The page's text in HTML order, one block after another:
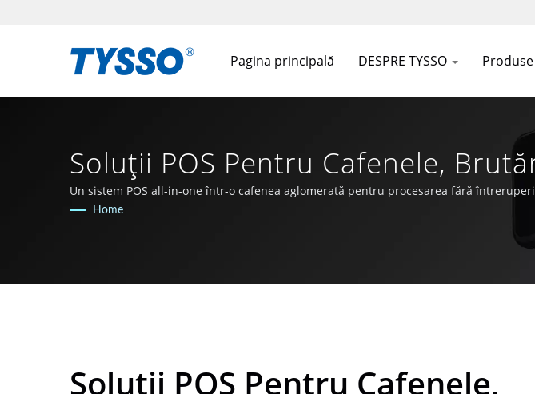
Pagina principală DESPRE TYSSO Produse
Soluții POS Pentru Cafenele,
Fabricat În Taiwan, Producător
Un sistem POS all-in-one într-o cafenea aglomerată pentru procesarea fără
Home
Soluții POS Pentru Cafenele,